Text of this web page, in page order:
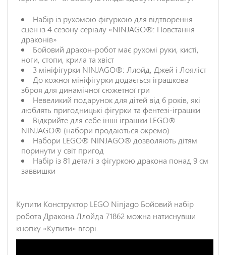
Набір із рухомою фігуркою для відтворення
сцен із 4 сезону серіалу «NINJAGO®: Повстання
драконів»
Бойовий дракон-робот має рухомі руки, кисті,
ноги, стопи, крила та хвіст
3 мініфігурки NINJAGO®: Ллойд, Джей і Лояліст
До кожної мініфігурки додається іграшкова
зброя для динамічної сюжетної гри
Невеликий подарунок для дітей від 6 років, які
люблять пригодницькі фігурки та фентезі-іграшки
Відкрийте для себе інші іграшки LEGO®
NINJAGO® (набори продаються окремо)
Набори LEGO® NINJAGO® дозволяють дітям
поринути у світ пригод
Набір із 81 деталі з фігуркою дракона понад 9 см
заввишки
Купити Конструктор LEGO Ninjago Бойовий набір
робота Дракона Ллойда 71862 можна натиснувши
кнопку «Купити» вгорі.
НАДІСЛАТИ ВІДГУК